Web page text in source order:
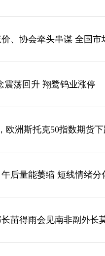
、协会牵头串谋 全国
震荡回升 翔鹭钨业涨停
后量能萎缩 短线情绪分
苗得雨会见南非副外长